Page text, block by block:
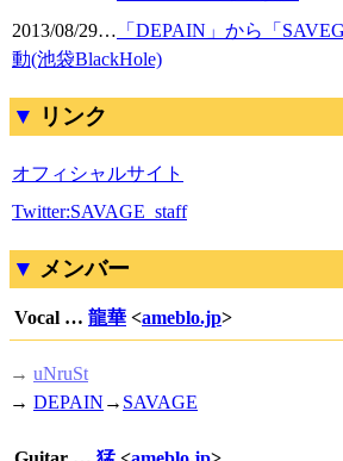
2013/08/29… 「DEPAIN」から「
動(池袋BlackHole)
リンク
オフィシャルサイト
Twitter:SAVAGE_staff
メンバー
Vocal … 龍華 <ameblo.jp>
→ uNruSt
→ DEPAIN → SAVAGE